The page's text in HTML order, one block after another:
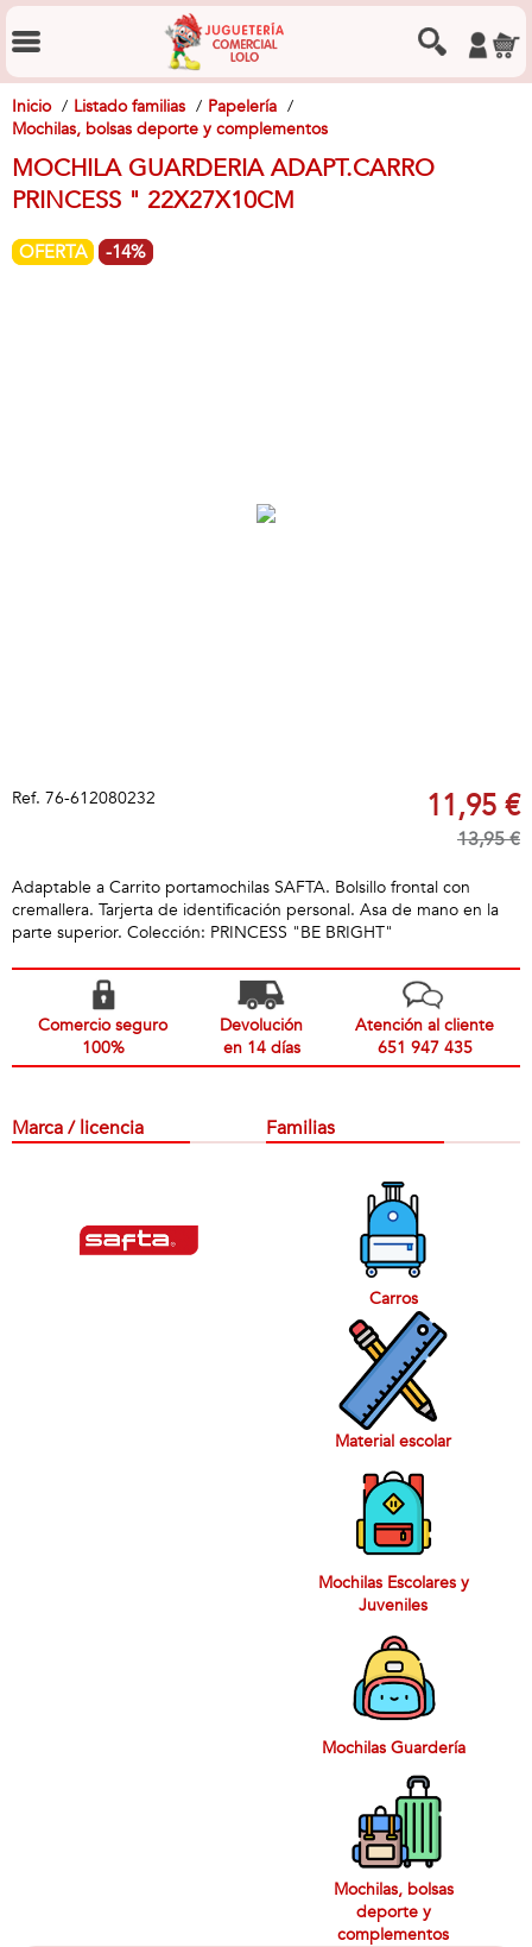
Inicio Listado familias
Papelería
Mochilas, bolsas deporte y complementos
MOCHILA GUARDERIA ADAPT.CARRO
PRINCESS " 22X27X10CM
OFERTA -14%
Ref. 76-612080232 11,95 €
13,95 €
Adaptable a Carrito portamochilas SAFTA. Bolsillo frontal con
cremallera. Tarjerta de identificación personal. Asa de mano en la
parte superior. Colección: PRINCESS "BE BRIGHT"
Comercio seguro
100%
Devolución
en 14 días
Atención al cliente
651 947 435
Marca / licencia Familias
Carros
Material escolar
Mochilas Escolares y
Juveniles
Mochilas Guardería
Mochilas, bolsas
deporte y
complementos